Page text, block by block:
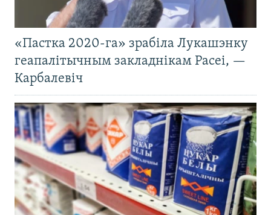
«Пастка 2020-га» зрабіла Лукашэнку
геапалітычным закладнікам Расеі, —
Карбалевіч